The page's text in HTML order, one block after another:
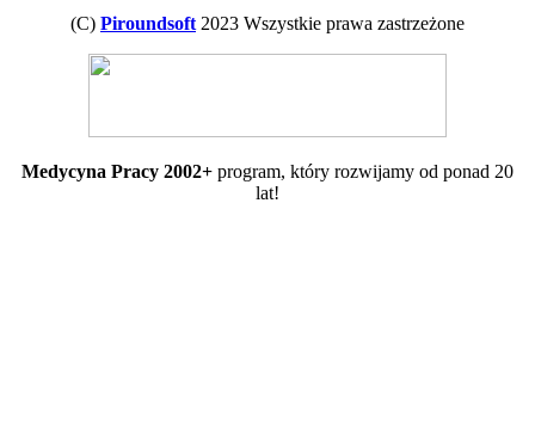
(C) Piroundsoft 2023 Wszystkie prawa zastrzeżone
Medycyna Pracy 2002+ program, który rozwijamy od ponad 20
lat!